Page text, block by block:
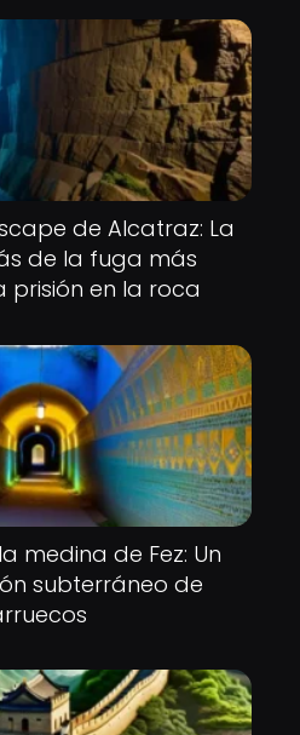
de Alcatraz: La
de la fuga más
prisión en la roca
medina de Fez: Un
subterráneo de